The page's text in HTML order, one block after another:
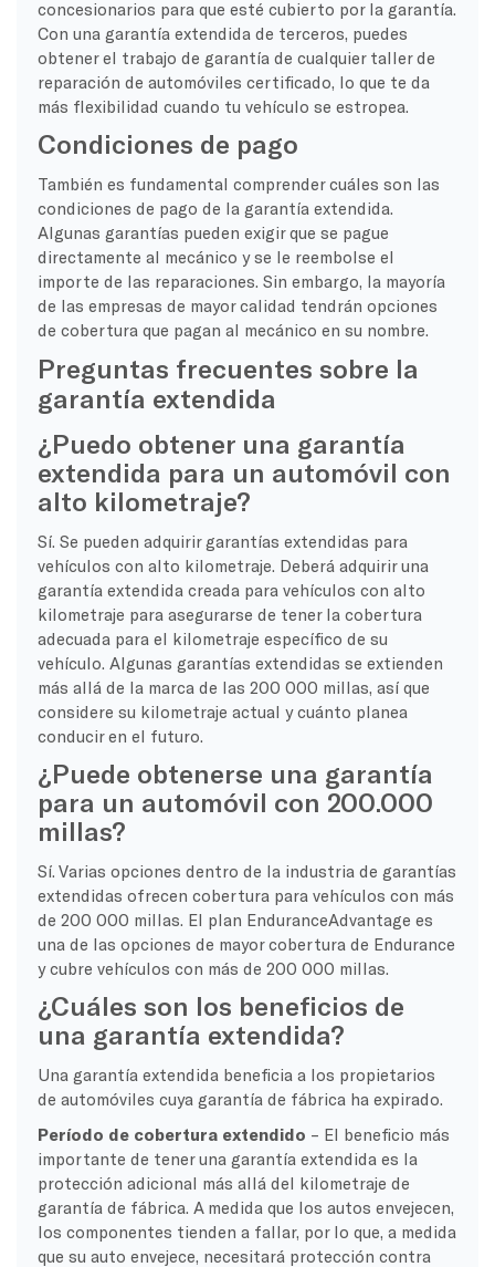
concesionarios para que esté cubierto por la garantía.
Con una garantía extendida de terceros, puedes
obtener el trabajo de garantía de cualquier taller de
reparación de automóviles certificado, lo que te da
más flexibilidad cuando tu vehículo se estropea.
Condiciones de pago
También es fundamental comprender cuáles son las
condiciones de pago de la garantía extendida.
Algunas garantías pueden exigir que se pague
directamente al mecánico y se le reembolse el
importe de las reparaciones. Sin embargo, la mayoría
de las empresas de mayor calidad tendrán opciones
de cobertura que pagan al mecánico en su nombre.
Preguntas frecuentes sobre la
garantía extendida
¿Puedo obtener una garantía
extendida para un automóvil con
alto kilometraje?
Sí. Se pueden adquirir garantías extendidas para
vehículos con alto kilometraje. Deberá adquirir una
garantía extendida creada para vehículos con alto
kilometraje para asegurarse de tener la cobertura
adecuada para el kilometraje específico de su
vehículo. Algunas garantías extendidas se extienden
más allá de la marca de las 200 000 millas, así que
considere su kilometraje actual y cuánto planea
conducir en el futuro.
¿Puede obtenerse una garantía
para un automóvil con 200.000
millas?
Sí. Varias opciones dentro de la industria de garantías
extendidas ofrecen cobertura para vehículos con más
de 200 000 millas. El plan EnduranceAdvantage es
una de las opciones de mayor cobertura de Endurance
y cubre vehículos con más de 200 000 millas.
¿Cuáles son los beneficios de
una garantía extendida?
Una garantía extendida beneficia a los propietarios
de automóviles cuya garantía de fábrica ha expirado.
Período de cobertura extendido – El beneficio más
importante de tener una garantía extendida es la
protección adicional más allá del kilometraje de
garantía de fábrica. A medida que los autos envejecen,
los componentes tienden a fallar, por lo que, a medida
que su auto envejece, necesitará protección contra